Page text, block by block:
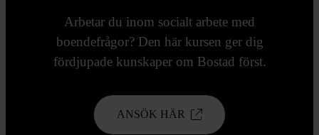
Arbetar du inom socialt arbete med
boendefrågor? Den här kursen ger dig
fördjupade kunskaper om Bostad först.
ANSÖK HÄR